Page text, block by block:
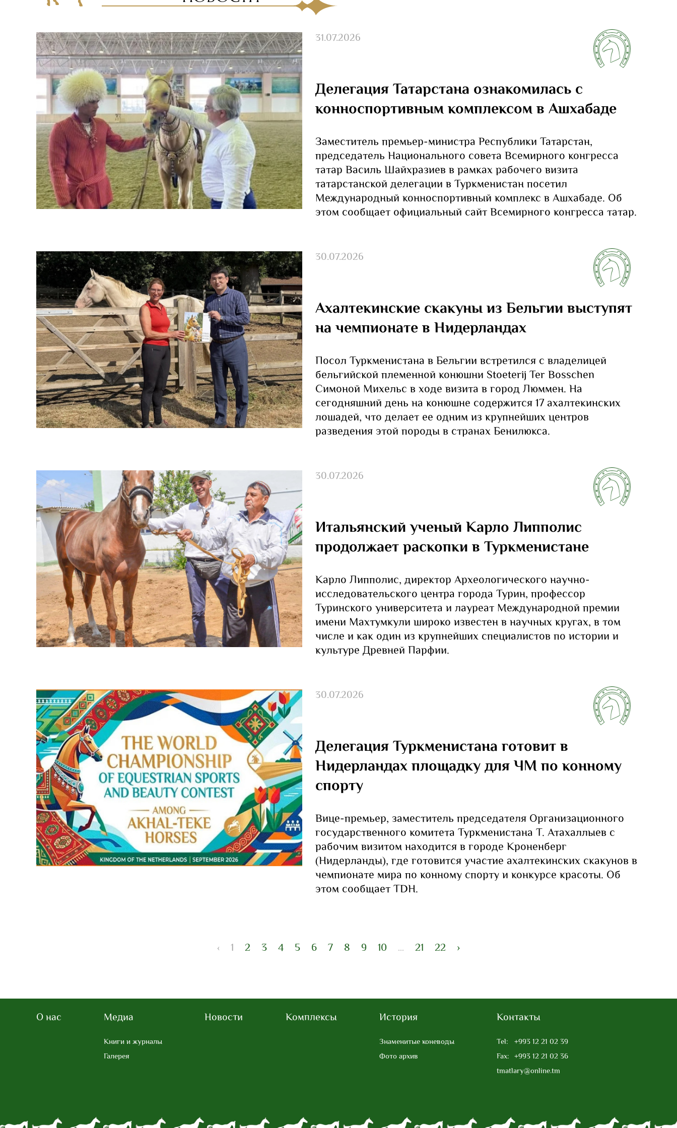
31.07.2026
Делегация Татарстана ознакомилась с
конноспортивным комплексом в Ашхабаде
Заместитель премьер-министра Республики Татарстан,
председатель Национального совета Всемирного конгресса
татар Василь Шайхразиев в рамках рабочего визита
татарстанской делегации в Туркменистан посетил
Международный конноспортивный комплекс в Ашхабаде. Об
этом сообщает официальный сайт Всемирного конгресса татар.
30.07.2026
Ахалтекинские скакуны из Бельгии выступят
на чемпионате в Нидерландах
Посол Туркменистана в Бельгии встретился с владелицей
бельгийской племенной конюшни Stoeterij Ter Bosschen
Симоной Михельс в ходе визита в город Люммен. На
сегодняшний день на конюшне содержится 17 ахалтекинских
лошадей, что делает ее одним из крупнейших центров
разведения этой породы в странах Бенилюкса.
30.07.2026
Итальянский ученый Карло Липполис
продолжает раскопки в Туркменистане
Карло Липполис, директор Археологического научно-
исследовательского центра города Турин, профессор
Туринского университета и лауреат Международной премии
имени Махтумкули широко известен в научных кругах, в том
числе и как один из крупнейших специалистов по истории и
культуре Древней Парфии.
30.07.2026
Делегация Туркменистана готовит в
Нидерландах площадку для ЧМ по конному
спорту
Вице-премьер, заместитель председателя Организационного
государственного комитета Туркменистана Т. Атахаллыев с
рабочим визитом находится в городе Кроненберг
(Нидерланды), где готовится участие ахалтекинских скакунов в
чемпионате мира по конному спорту и конкурсе красоты. Об
этом сообщает TDH.
‹ 1 2 3 4 5 6 7 8 9 10 ... 21 22 ›
О нас Медиа
Книги и журналы
Галерея
Новости Комплексы История
Знаменитые коневоды
Фото архив
Контакты
Tel:
+993 12 21 02 39
Fax: +993 12 21 02 36
tmatlary@online.tm